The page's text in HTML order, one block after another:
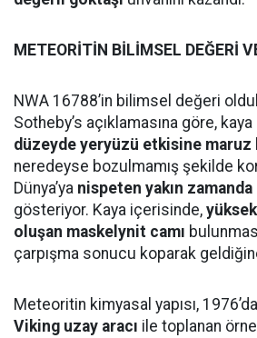
METEORİTİN BİLİMSEL DEĞERİ
NWA 16788’in bilimsel değeri
Sotheby’s açıklamasına göre, kaya
düzeyde yeryüzü etkisine maruz
neredeyse bozulmamış şekilde
Dünya’ya nispeten yakın
gösteriyor. Kaya içerisinde, yüksek
oluşan maskelynit camı
çarpışma sonucu koparak
Meteoritin kimyasal yapısı,
Viking uzay aracı ile toplanan